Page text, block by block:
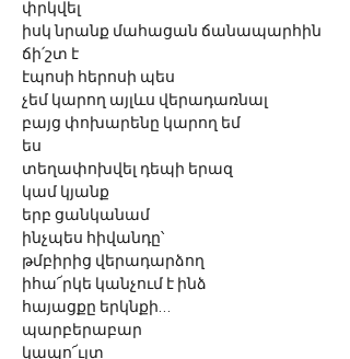
փրկվել
իսկ նրանք մահացան ճանապարհին
ճի՛շտ է
էպոսի հերոսի պես
չեմ կարող այլևս վերադառնալ
բայց փոխարենը կարող եմ
ես
տեղափոխվել դեպի երազ
կամ կյանք
երբ ցանկանամ
ինչպես հիվանդը՝
թմբիրից վերադարձող
իհա՜րկե կանչում է ինձ
հայացքը երկնքի…
պարբերաբար
կապո՜ւյտ